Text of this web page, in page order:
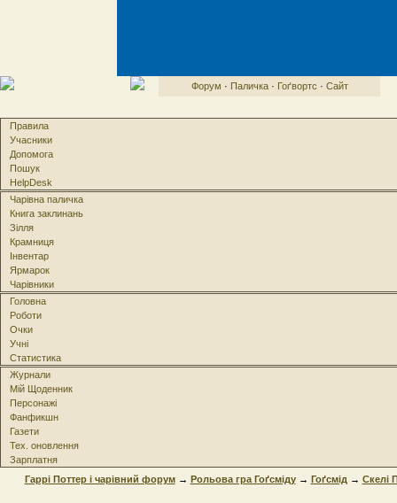
Форум · Паличка· Гоґвортс · Сайт
Правила
Учасники
Допомога
Пошук
HelpDesk
Чарівна паличка
Книга заклинань
Зілля
Крамниця
Інвентар
Ярмарок
Чарівники
Головна
Роботи
Очки
Учні
Статистика
Журнали
Мій Щоденник
Персонажі
Фанфикшн
Газети
Тех. оновлення
Зарплатня
Гаррі Поттер і чарівний форум→ Рольова гра Гоґсміду→ Гоґсмід → Скелi